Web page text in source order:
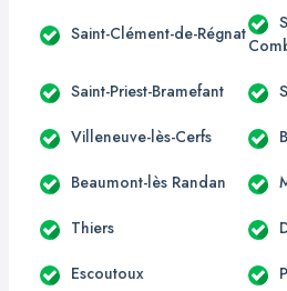
Saint-Clément-de-Régnat
Saint-Priest-Bramefant
Villeneuve-lès-Cerfs
Beaumont-lès Randan
Thiers
Escoutoux